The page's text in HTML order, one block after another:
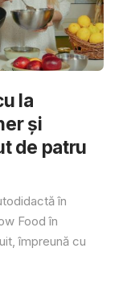
la
și
de patru
în
Food în
împreună cu